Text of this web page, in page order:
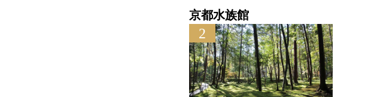
京都水族館
2